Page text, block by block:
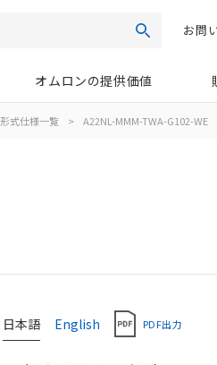
検索お問
オムロンの提供価値
形式仕様一覧 > A22NL-MMM-TWA-G102-WE
日本語 English PDF出力